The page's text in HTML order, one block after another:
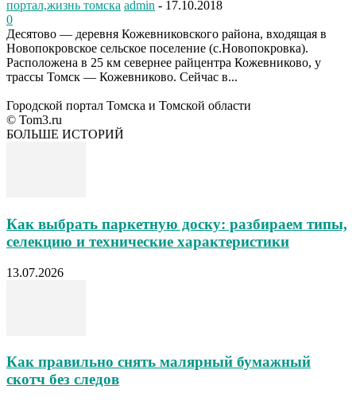
портал,жизнь томска admin - 17.10.2018
0
Десятово — деревня Кожевниковского района, входящая в
Новопокровское сельское поселение (с.Новопокровка).
Расположена в 25 км севернее райцентра Кожевниково, у
трассы Томск — Кожевниково. Сейчас в...
Городской портал Томска и Томской области
© Tom3.ru
БОЛЬШЕ ИСТОРИЙ
Как выбрать паркетную доску: разбираем типы,
селекцию и технические характеристики
13.07.2026
Как правильно снять малярный бумажный
скотч без следов